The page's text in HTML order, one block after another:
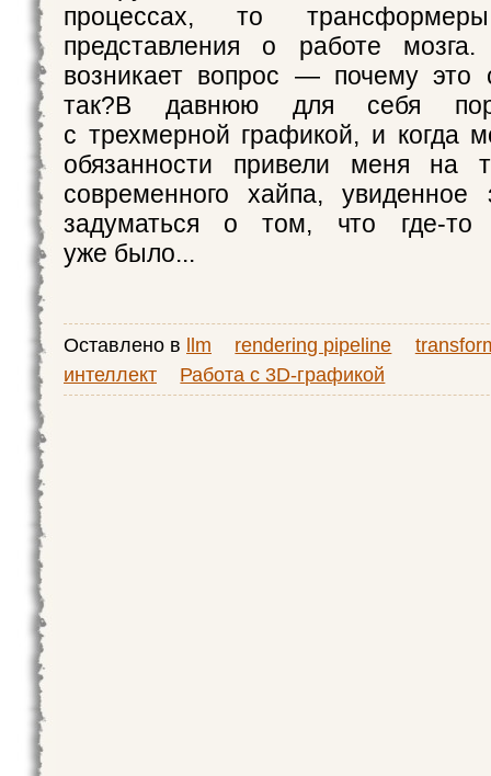
процессах, то
представления о работе мозга.
возникает вопрос — почему это
так?В давнюю для себя
с трехмерной графикой, и когда
обязанности привели меня на
современного хайпа, увиденное
задуматься о том, что где‑то
уже было...
Оставлено в llm rendering pipeline
интеллект
Работа с 3D-графикой